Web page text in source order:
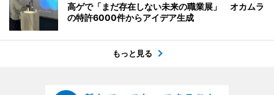
高ゲで「まだ存在しない未来の職業展」 オカムラ
の特許6000件からアイデア生成
もっと見る